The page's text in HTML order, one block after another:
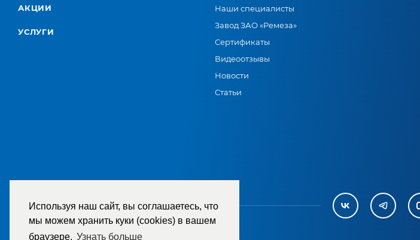
Используя наш сайт, вы соглашаетесь, что
мы можем хранить куки (cookies) в вашем
браузере. Узнать больше
АКЦИИ
УСЛУГИ
Наши специалисты
Завод ЗАО «Ремеза»
Сертификаты
Видеоотзывы
Новости
Статьи